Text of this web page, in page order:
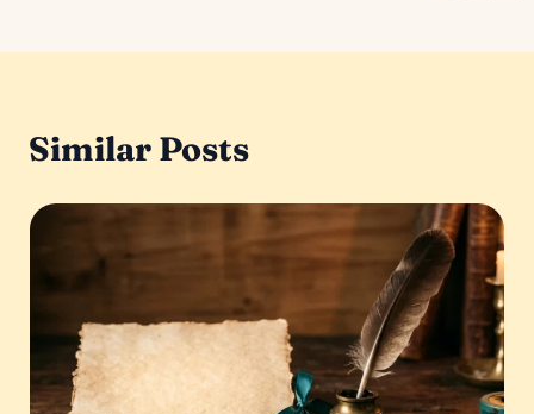
Similar Posts